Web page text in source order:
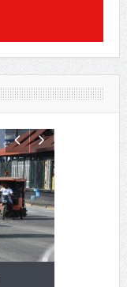
Qué es